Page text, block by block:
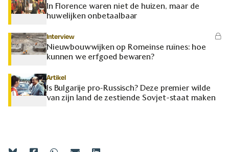
In Florence waren niet de huizen, maar de
huwelijken onbetaalbaar
Interview
Nieuwbouwwijken op Romeinse ruïnes: hoe
kunnen we erfgoed bewaren?
Artikel
Is Bulgarije pro-Russisch? Deze premier wilde
van zijn land de zestiende Sovjet-staat maken